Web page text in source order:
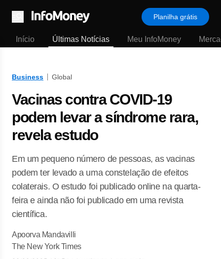
Menu
Planilha grátis
Início Últimas Notícias Meu InfoMoney
Business Global
Vacinas contra COVID-19
podem levar a síndrome rara,
revela estudo
Em um pequeno número de pessoas, as vacinas
podem ter levado a uma constelação de efeitos
colaterais. O estudo foi publicado online na quarta-
feira e ainda não foi publicado em uma revista
científica.
Apoorva Mandavilli
The New York Times